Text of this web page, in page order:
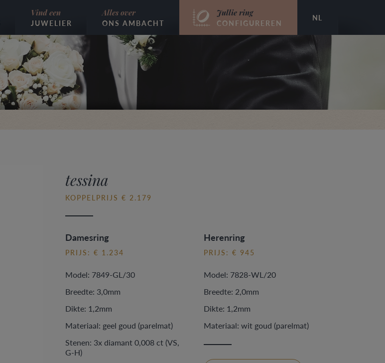
NL
Vind een
JUWELIER
Alles over
ONS AMBACHT
Jullie ring
CONFIGUREREN
tessina
KOPPELPRIJS € 2.179
Damesring
PRIJS: € 1.234
Model: 7849-GL/30
Breedte: 3,0mm
Dikte: 1,2mm
Materiaal: geel goud (parelmat)
Stenen: 3x diamant 0,008 ct (VS,
G-H)
Herenring
PRIJS: € 945
Model: 7828-WL/20
Breedte: 2,0mm
Dikte: 1,2mm
Materiaal: wit goud (parelmat)